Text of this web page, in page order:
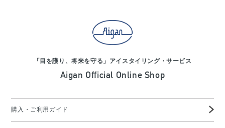
「目を護り、将来を守る」アイスタイリング・サービス
Aigan Official Online Shop
購入・ご利用ガイド